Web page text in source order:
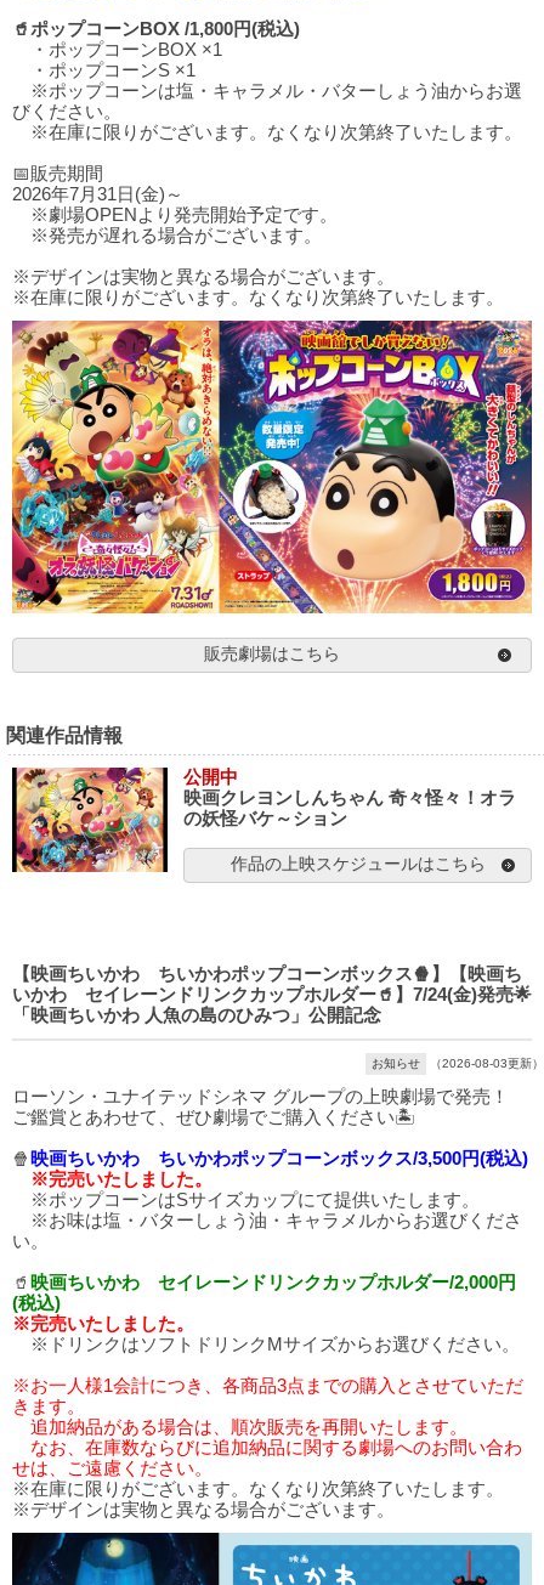
🥤ポップコーンBOX /1,800円(税込)
・ポップコーンBOX ×1
・ポップコーンS ×1
※ポップコーンは塩・キャラメル・バターしょう油からお選
びください。
※在庫に限りがございます。なくなり次第終了いたします。
📅販売期間
2026年7月31日(金)～
※劇場OPENより発売開始予定です。
※発売が遅れる場合がございます。
※デザインは実物と異なる場合がございます。
※在庫に限りがございます。なくなり次第終了いたします。
販売劇場はこちら
関連作品情報
公開中
映画クレヨンしんちゃん 奇々怪々！オラ
の妖怪バケ～ション
作品の上映スケジュールはこちら
【映画ちいかわ ちいかわポップコーンボックス🍿】【映画ち
いかわ セイレーンドリンクカップホルダー🥤】7/24(金)発売🌟
「映画ちいかわ 人魚の島のひみつ」公開記念
お知らせ （2026-08-03更新）
ローソン・ユナイテッドシネマ グループの上映劇場で発売！
ご鑑賞とあわせて、ぜひ劇場でご購入ください🏝️
🍿 映画ちいかわ ちいかわポップコーンボックス/3,500円(税込)
※完売いたしました。
※ポップコーンはSサイズカップにて提供いたします。
※お味は塩・バターしょう油・キャラメルからお選びくださ
い。
🥤 映画ちいかわ セイレーンドリンクカップホルダー/2,000円
(税込)
※完売いたしました。
※ドリンクはソフトドリンクMサイズからお選びください。
※お一人様1会計につき、各商品3点までの購入とさせていただ
きます。
追加納品がある場合は、順次販売を再開いたします。
なお、在庫数ならびに追加納品に関する劇場へのお問い合わ
せは、ご遠慮ください。
※在庫に限りがございます。なくなり次第終了いたします。
※デザインは実物と異なる場合がございます。